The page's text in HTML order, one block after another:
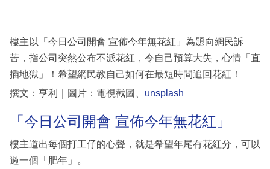
區
樓主以「今日公司開會 宣佈今年無花紅」為題向網民訴
苦，指公司突然公布不派花紅，令自己預算大失，心情「直
插地獄」！希望網民教自己如何在最短時間追回花紅！
撰文：亨利｜圖片：電視截圖、 unsplash
「今日公司開會 宣佈今年無花紅」
樓主道出每個打工仔的心聲，就是希望年尾有花紅分，可以
過一個「肥年」。